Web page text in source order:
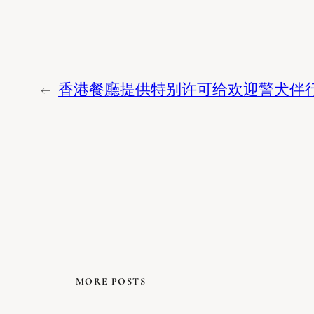
← 香港餐廳提供特别许可给欢迎警犬伴
MORE POSTS